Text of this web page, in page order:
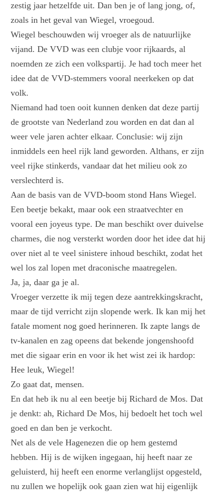
zestig jaar hetzelfde uit. Dan ben je of lang jong, of,
zoals in het geval van Wiegel, vroegoud.
Wiegel beschouwden wij vroeger als de natuurlijke
vijand. De VVD was een clubje voor rijkaards, al
noemden ze zich een volkspartij. Je had toch meer het
idee dat de VVD-stemmers vooral neerkeken op dat
volk.
Niemand had toen ooit kunnen denken dat deze partij
de grootste van Nederland zou worden en dat dan al
weer vele jaren achter elkaar. Conclusie: wij zijn
inmiddels een heel rijk land geworden. Althans, er zijn
veel rijke stinkerds, vandaar dat het milieu ook zo
verslechterd is.
Aan de basis van de VVD-boom stond Hans Wiegel.
Een beetje bekakt, maar ook een straatvechter en
vooral een joyeus type. De man beschikt over duivelse
charmes, die nog versterkt worden door het idee dat hij
over niet al te veel sinistere inhoud beschikt, zodat het
wel los zal lopen met draconische maatregelen.
Ja, ja, daar ga je al.
Vroeger verzette ik mij tegen deze aantrekkingskracht,
maar de tijd verricht zijn slopende werk. Ik kan mij het
fatale moment nog goed herinneren. Ik zapte langs de
tv-kanalen en zag opeens dat bekende jongenshoofd
met die sigaar erin en voor ik het wist zei ik hardop:
Hee leuk, Wiegel!
Zo gaat dat, mensen.
En dat heb ik nu al een beetje bij Richard de Mos. Dat
je denkt: ah, Richard De Mos, hij bedoelt het toch wel
goed en dan ben je verkocht.
Net als de vele Hagenezen die op hem gestemd
hebben. Hij is de wijken ingegaan, hij heeft naar ze
geluisterd, hij heeft een enorme verlanglijst opgesteld,
nu zullen we hopelijk ook gaan zien wat hij eigenlijk